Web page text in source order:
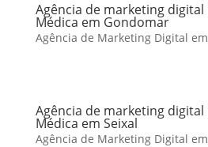
Agência de marketing digital
Médica em Gondomar
Agência de Marketing Digital
Agência de marketing digital
Médica em Seixal
Agência de Marketing Digital